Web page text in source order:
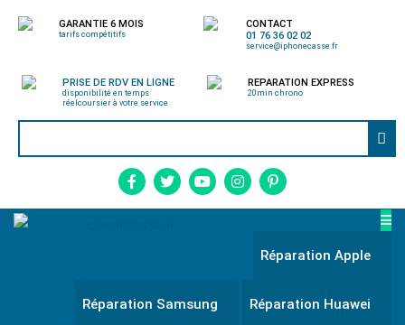
GARANTIE 6 MOIS
tarifs compétitifs
CONTACT
01 76 36 02 02
service@iphonecasse.fr
PRISE DE RDV EN LIGNE
disponibilité en temps
réelcoursier à votre service
REPARATION EXPRESS
20min chrono
Réparation Apple
Réparation Samsung Réparation Huawei